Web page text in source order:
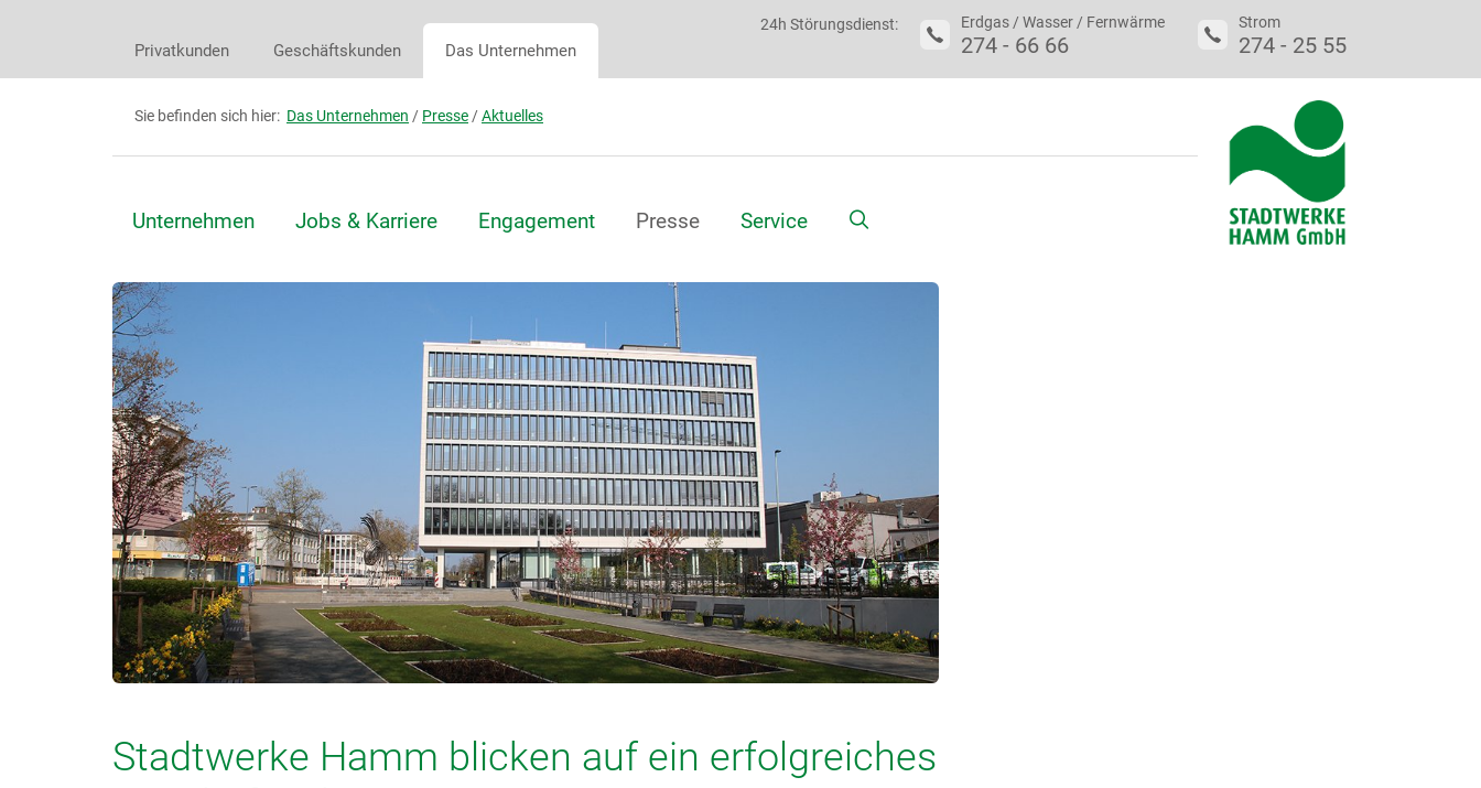
Privatkunden Geschäftskunden Das Unternehmen
24h Störungsdienst: Erdgas / Wasser / Fernwärme
274 - 66 66
Strom
274 - 25 55
Sie befinden sich hier: Das Unternehmen / Presse /Aktuelles
Unternehmen Jobs & Karriere Engagement Presse Service Suche
Stadtwerke Hamm blicken auf ein erfolgreiches